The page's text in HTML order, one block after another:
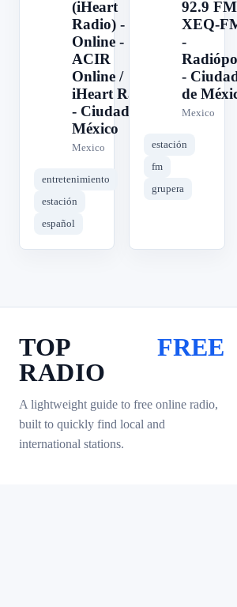
(iHeart
Radio) -
Online -
ACIR
Online /
iHeart Radio
- Ciudad de
México
Mexico
entretenimiento
estación
español
92.9
XEQ-
-
-
de
Mexico
estación
fm
grupera
TOP
RADIO
FREE
A lightweight guide to free online radio,
built to quickly find local and
international stations.